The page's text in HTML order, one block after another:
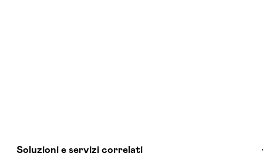
Soluzioni e servizi correlati